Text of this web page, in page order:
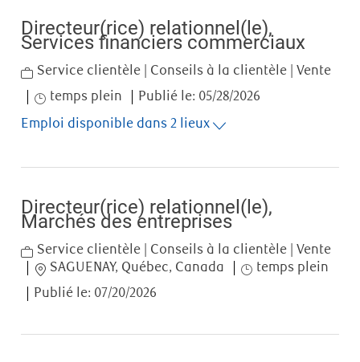
Directeur(rice) relationnel(le),
Services financiers commerciaux
Category
Service clientèle | Conseils à la clientèle | Vente
Job Type
temps plein Publié le: 05/28/2026
Emploi disponible dans 2 lieux
Directeur(rice) relationnel(le),
Marchés des entreprises
Category
Service clientèle | Conseils à la clientèle | Vente
Location
SAGUENAY, Québec, Canada Job Type
temps plein
Publié le: 07/20/2026